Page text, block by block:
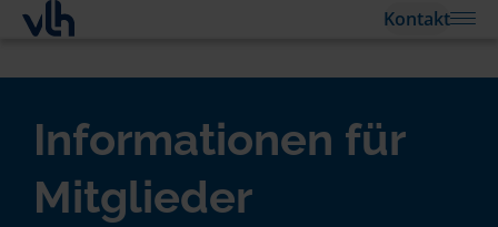
Kontakt
Informationen für
Mitglieder